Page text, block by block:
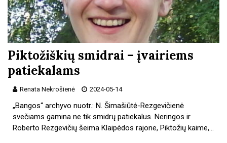
Piktožiškių smidrai – įvairiems
patiekalams
Renata Nekrošienė 2024-05-14
„Bangos“ archyvo nuotr.: N. Šimašiūtė-Rezgevičienė
svečiams gamina ne tik smidrų patiekalus. Neringos ir
Roberto Rezgevičių šeima Klaipėdos rajone, Piktožių kaime,…